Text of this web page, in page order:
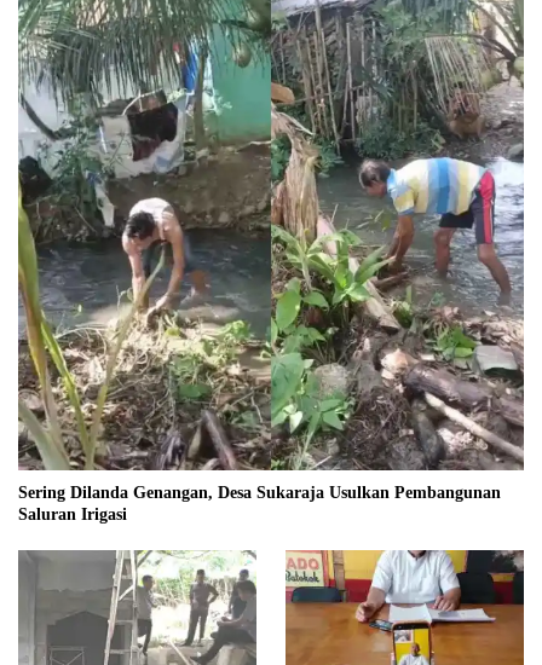
Sering Dilanda Genangan, Desa Sukaraja Usulkan Pembangunan
Saluran Irigasi